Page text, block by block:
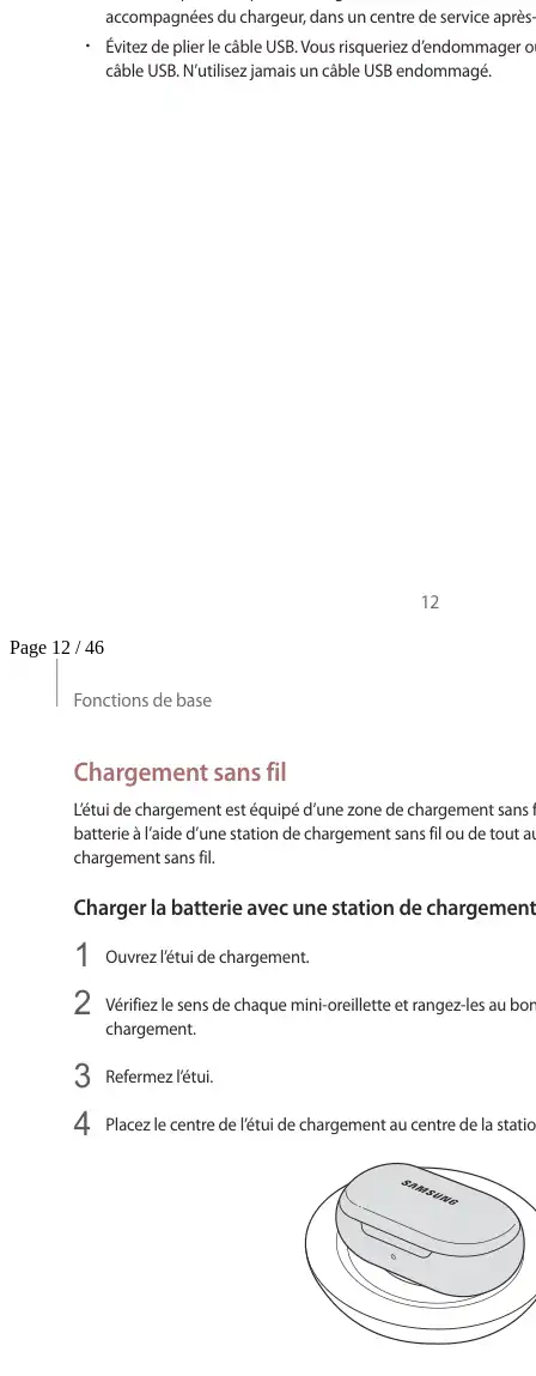
Page 12 / 46